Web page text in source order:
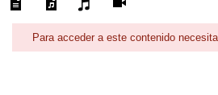
Para acceder a este contenido